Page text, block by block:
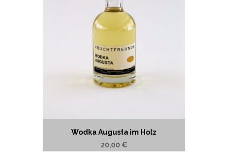
Wodka Augusta im Holz
20,00 €